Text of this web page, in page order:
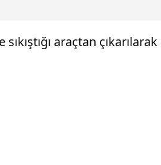
araçtan